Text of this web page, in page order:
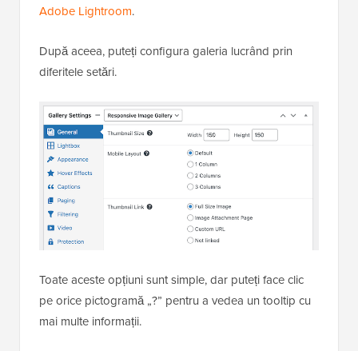
Adobe Lightroom.
După aceea, puteți configura galeria lucrând prin
diferitele setări.
Toate aceste opțiuni sunt simple, dar puteți face clic
pe orice pictogramă „?” pentru a vedea un tooltip cu
mai multe informații.